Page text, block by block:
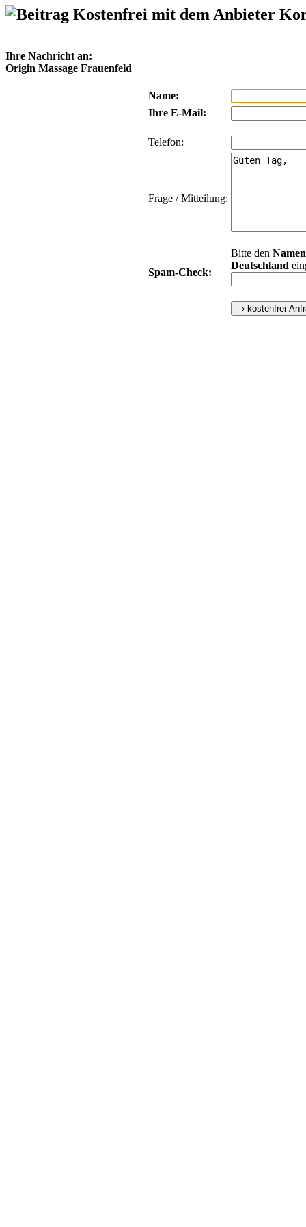
Kostenfrei mit dem Anbieter
Ihre Nachricht an:
Origin Massage Frauenfeld
Name:
Ihre E-Mail:
Telefon:
Frage / Mitteilung:
Spam-Check:
Bitte den Namen
Deutschland